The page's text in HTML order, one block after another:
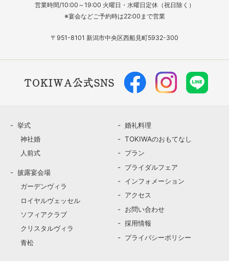
営業時間/10:00～19:00 火曜日・水曜日定休（祝日除く）
※宴会などご予約時は22:00まで営業
〒951-8101 新潟市中央区西船見町5932-300
TOKIWA公式SNS
挙式
神社婚
人前式
披露宴会場
ガーデンヴィラ
ロイヤルヴェッセル
ソフィアクラブ
クリスタルヴィラ
青松
婚礼料理
TOKIWAのおもてなし
プラン
ブライダルフェア
インフォメーション
アクセス
お問い合わせ
採用情報
プライバシーポリシー